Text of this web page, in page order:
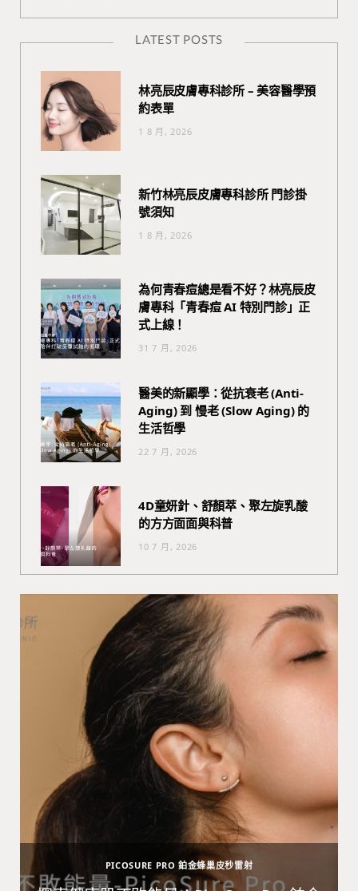
LATEST POSTS
林亮辰皮膚專科診所 – 美容醫學預
約表單
1 8 月, 2026
新竹林亮辰皮膚專科診所 門診掛
號須知
1 8 月, 2026
為何青春痘總是看不好？林亮辰皮
膚專科「青春痘 AI 特別門診」正
式上線！
31 7 月, 2026
醫美的新顯學：從抗衰老 (Anti-
Aging) 到 慢老 (Slow Aging) 的
生活哲學
22 7 月, 2026
4D童妍針、舒顏萃、聚左旋乳酸
的方方面面與科普
10 7 月, 2026
PICOSURE PRO 鉑金蜂巢皮秒雷射